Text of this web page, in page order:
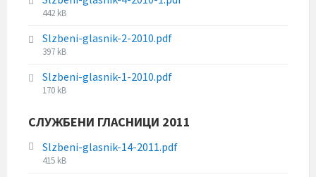
i
z
e
:
e
i
z
e
:
F
l
e
i
z
:
442 kB
Slzbeni-glasnik-2-2010.pdf
F
l
e
i
e
:
397 kB
Slzbeni-glasnik-1-2010.pdf
F
l
s
i
170 kB
СЛУЖБЕНИ ГЛАСНИЦИ 2011
Slzbeni-glasnik-14-2011.pdf
F
415 kB